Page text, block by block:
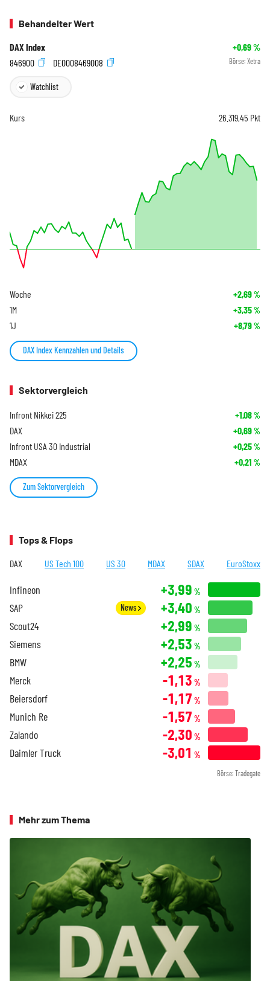
Behandelter Wert
DAX Index +0,69%
846900
DE0008469008 Börse: Xetra
Watchlist
Kurs 26.319,45 Pkt
Woche +2,69%
1M +3,35%
1J +8,79%
DAX Index Kennzahlen und Details
Sektorvergleich
Infront Nikkei 225 +1,08%
DAX +0,69%
Infront USA 30 Industrial +0,25%
MDAX +0,21 %
Zum Sektorvergleich
Tops & Flops
DAX US Tech 100 US 30 MDAX SDAX EuroStoxx
Infineon +3,99 %
SAP News +3,40 %
Scout24 +2,99 %
Siemens +2,53 %
BMW +2,25 %
Merck -1,13 %
Beiersdorf -1,17 %
Munich Re -1,57 %
Zalando -2,30 %
Daimler Truck -3,01 %
Börse: Tradegate
Mehr zum Thema